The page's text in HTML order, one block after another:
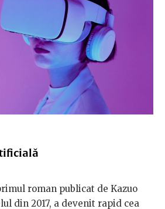
roman publicat de Kazuo
din 2017, a devenit rapid cea